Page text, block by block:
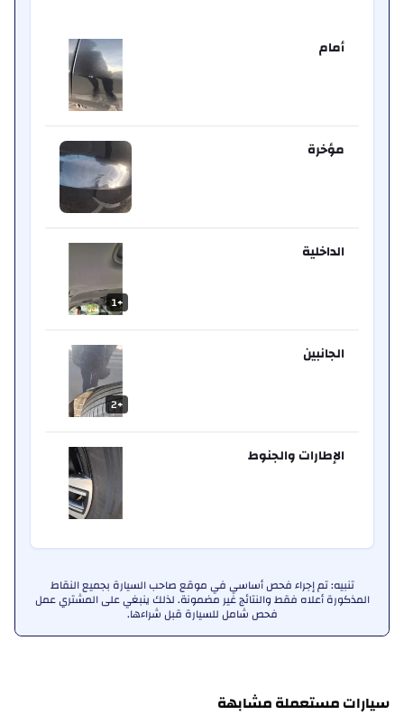
أمام
مؤخرة
الداخلية
+
1
الجانبين
+
2
الإطارات والجنوط
تنبيه: تم إجراء فحص أساسي في موقع صاحب السيارة بجميع النقاط
المذكورة أعلاه فقط والنتائج غير مضمونة. لذلك ينبغي على المشتري عمل
فحص شامل للسيارة قبل شراءها.
سيارات مستعملة مشابهة